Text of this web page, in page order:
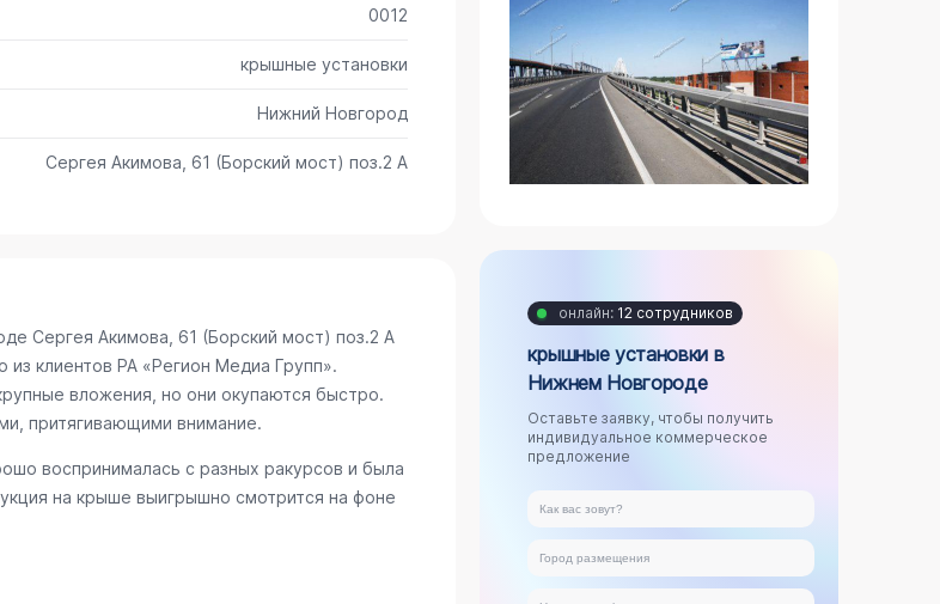
0012
крышные установки
Нижний Новгород
Сергея Акимова, 61 (Борский мост) поз.2 А
Сергея Акимова, 61 (Борский мост) поз.2 А
клиентов РА «Регион Медиа Групп».
вложения, но они окупаются быстро.
притягивающими внимание.
воспринималась с разных ракурсов и была
на крыше выигрышно смотрится на фоне
онлайн: 12 сотрудников
крышные установки в
Нижнем Новгороде
Оставьте заявку, чтобы получить
индивидуальное коммерческое
предложение